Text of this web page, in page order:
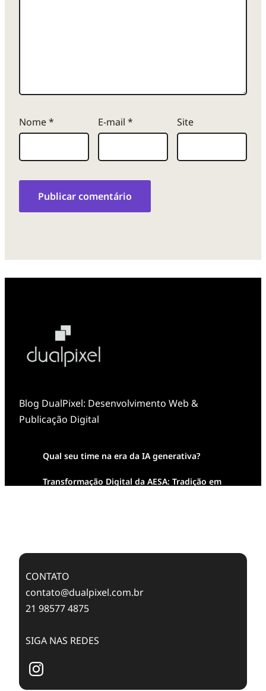
Nome* E-mail * Site
Blog DualPixel: Desenvolvimento Web &
Publicação Digital
Qual seu time na era da IA generativa?
Transformação Digital da AESA: Tradição em
CONTATO
contato@dualpixel.com.br
21 98577 4875
SIGA NAS REDES